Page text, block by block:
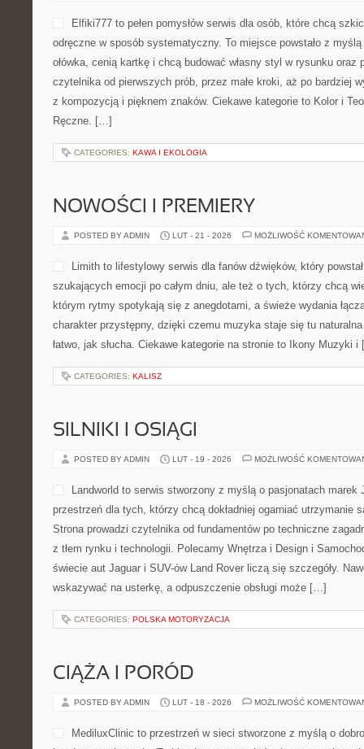
Elfiki777 to pełen pomysłów serwis dla osób, które chcą
odręczne w sposób systematyczny. To miejsce powstało z
ołówka, cenią kartkę i chcą budować własny styl w rysunku oraz
czytelnika od pierwszych prób, przez małe kroki, aż po bardziej
z kompozycją i pięknem znaków. Ciekawe kategorie to Kolor i
Ręczne. […]
CATEGORIES: KAWA I EKOLOGIA
NOWOŚCI I PREMIERY
POSTED BY ADMIN LUT - 21 - 2026 MOŻLIWOŚĆ
Limith to lifestylowy serwis dla fanów dźwięków, który
szukających emocji po całym dniu, ale też o tych, którzy chcą
którym rytmy spotykają się z anegdotami, a świeże wydania
charakter przystępny, dzięki czemu muzyka staje się tu
łatwo, jak słucha. Ciekawe kategorie na stronie to Ikony Muzyki
CATEGORIES: KALISZ
SILNIKI I OSIĄGI
POSTED BY ADMIN LUT - 19 - 2026 MOŻLIWOŚĆ
Landworld to serwis stworzony z myślą o pasjonatach marek
przestrzeń dla tych, którzy chcą dokładniej ogarniać utrzymanie
Strona prowadzi czytelnika od fundamentów po techniczne
z tłem rynku i technologii. Polecamy Wnętrza i Design i
świecie aut Jaguar i SUV-ów Land Rover liczą się szczegóły.
wskazywać na usterkę, a odpuszczenie obsługi może […]
CATEGORIES: POLSKA MOTORYZACJA
CIĄŻA I PORÓD
POSTED BY ADMIN LUT - 18 - 2026 MOŻLIWOŚĆ
MediluxClinic to przestrzeń w sieci stworzone z myślą o